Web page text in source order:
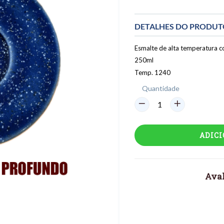
DETALHES DO
Esmalte de alta temperatura
250ml
Temp. 1240
Quantidade